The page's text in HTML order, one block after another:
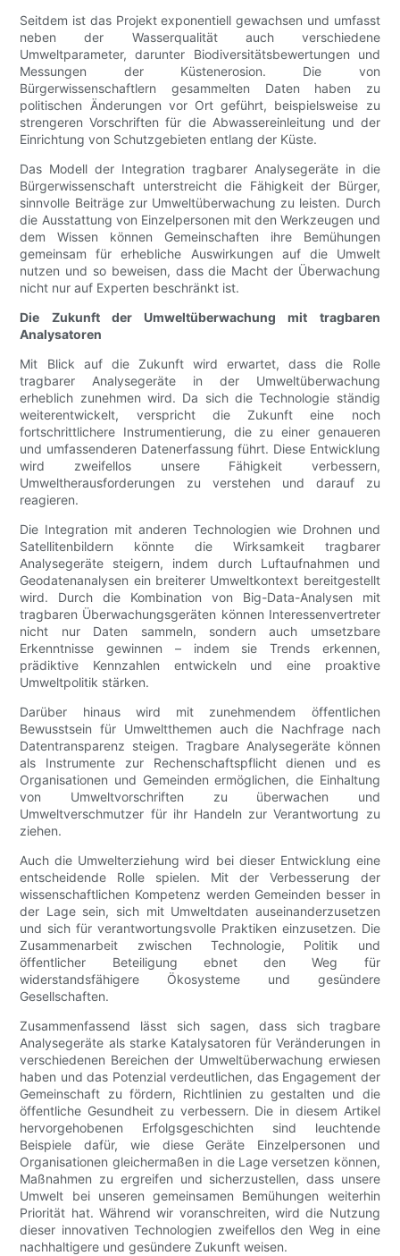
Seitdem ist das Projekt exponentiell gewachsen und umfasst
neben der Wasserqualität auch verschiedene
Umweltparameter, darunter Biodiversitätsbewertungen und
Messungen der Küstenerosion. Die von
Bürgerwissenschaftlern gesammelten Daten haben zu
politischen Änderungen vor Ort geführt, beispielsweise zu
strengeren Vorschriften für die Abwassereinleitung und der
Einrichtung von Schutzgebieten entlang der Küste.
Das Modell der Integration tragbarer Analysegeräte in die
Bürgerwissenschaft unterstreicht die Fähigkeit der Bürger,
sinnvolle Beiträge zur Umweltüberwachung zu leisten. Durch
die Ausstattung von Einzelpersonen mit den Werkzeugen und
dem Wissen können Gemeinschaften ihre Bemühungen
gemeinsam für erhebliche Auswirkungen auf die Umwelt
nutzen und so beweisen, dass die Macht der Überwachung
nicht nur auf Experten beschränkt ist.
Die Zukunft der Umweltüberwachung mit tragbaren
Analysatoren
Mit Blick auf die Zukunft wird erwartet, dass die Rolle
tragbarer Analysegeräte in der Umweltüberwachung
erheblich zunehmen wird. Da sich die Technologie ständig
weiterentwickelt, verspricht die Zukunft eine noch
fortschrittlichere Instrumentierung, die zu einer genaueren
und umfassenderen Datenerfassung führt. Diese Entwicklung
wird zweifellos unsere Fähigkeit verbessern,
Umweltherausforderungen zu verstehen und darauf zu
reagieren.
Die Integration mit anderen Technologien wie Drohnen und
Satellitenbildern könnte die Wirksamkeit tragbarer
Analysegeräte steigern, indem durch Luftaufnahmen und
Geodatenanalysen ein breiterer Umweltkontext bereitgestellt
wird. Durch die Kombination von Big-Data-Analysen mit
tragbaren Überwachungsgeräten können Interessenvertreter
nicht nur Daten sammeln, sondern auch umsetzbare
Erkenntnisse gewinnen – indem sie Trends erkennen,
prädiktive Kennzahlen entwickeln und eine proaktive
Umweltpolitik stärken.
Darüber hinaus wird mit zunehmendem öffentlichen
Bewusstsein für Umweltthemen auch die Nachfrage nach
Datentransparenz steigen. Tragbare Analysegeräte können
als Instrumente zur Rechenschaftspflicht dienen und es
Organisationen und Gemeinden ermöglichen, die Einhaltung
von Umweltvorschriften zu überwachen und
Umweltverschmutzer für ihr Handeln zur Verantwortung zu
ziehen.
Auch die Umwelterziehung wird bei dieser Entwicklung eine
entscheidende Rolle spielen. Mit der Verbesserung der
wissenschaftlichen Kompetenz werden Gemeinden besser in
der Lage sein, sich mit Umweltdaten auseinanderzusetzen
und sich für verantwortungsvolle Praktiken einzusetzen. Die
Zusammenarbeit zwischen Technologie, Politik und
öffentlicher Beteiligung ebnet den Weg für
widerstandsfähigere Ökosysteme und gesündere
Gesellschaften.
Zusammenfassend lässt sich sagen, dass sich tragbare
Analysegeräte als starke Katalysatoren für Veränderungen in
verschiedenen Bereichen der Umweltüberwachung erwiesen
haben und das Potenzial verdeutlichen, das Engagement der
Gemeinschaft zu fördern, Richtlinien zu gestalten und die
öffentliche Gesundheit zu verbessern. Die in diesem Artikel
hervorgehobenen Erfolgsgeschichten sind leuchtende
Beispiele dafür, wie diese Geräte Einzelpersonen und
Organisationen gleichermaßen in die Lage versetzen können,
Maßnahmen zu ergreifen und sicherzustellen, dass unsere
Umwelt bei unseren gemeinsamen Bemühungen weiterhin
Priorität hat. Während wir voranschreiten, wird die Nutzung
dieser innovativen Technologien zweifellos den Weg in eine
nachhaltigere und gesündere Zukunft weisen.